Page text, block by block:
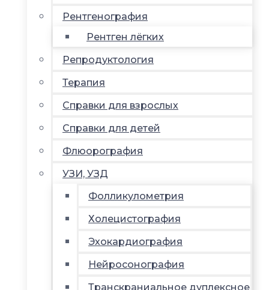
Рентгенография
Рентген лёгких
Репродуктология
Терапия
Справки для взрослых
Справки для детей
Флюорография
УЗИ, УЗД
Фолликулометрия
Холецистография
Эхокардиография
Нейросонография
Транскраниальное дуплексное